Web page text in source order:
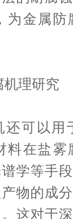
为金属防
理研究
可以用
料在盐雾
学等手
物的成
这对于